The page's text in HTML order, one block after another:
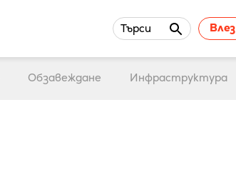
Търси Влез
Обзавеждане Инфраструктура